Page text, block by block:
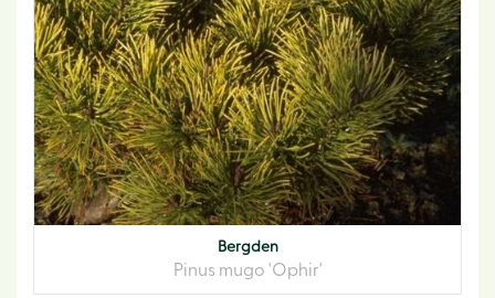
Bergden
Pinus mugo 'Ophir'